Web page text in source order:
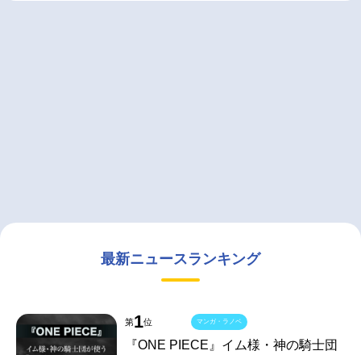
最新ニュースランキング
第1位
『ONE PIECE』イム様・神の騎士団
マンガ・ラノベ